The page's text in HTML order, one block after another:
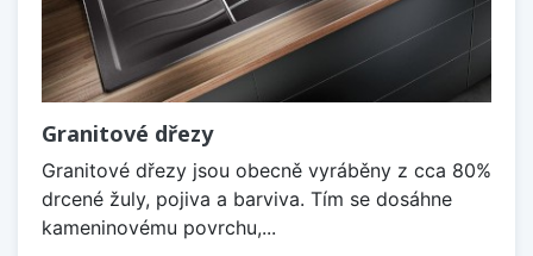
Granitové dřezy
Granitové dřezy jsou obecně vyráběny z cca 80%
drcené žuly, pojiva a barviva. Tím se dosáhne
kameninovému povrchu,...